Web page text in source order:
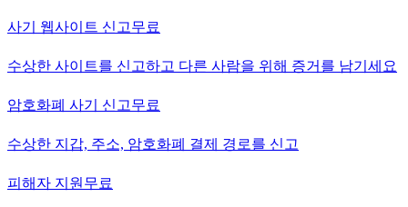
사기 웹사이트 신고무료
수상한 사이트를 신고하고 다른 사람을 위해 증거를 남기세요
암호화폐 사기 신고무료
수상한 지갑, 주소, 암호화폐 결제 경로를 신고
피해자 지원 무료